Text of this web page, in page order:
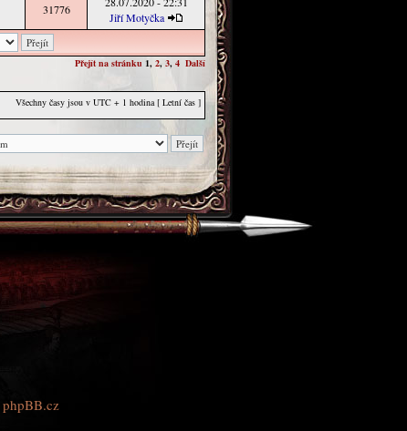
31776
Jiří Motyčka
Přejít na stránku 1, 2, 3, 4 Další
Všechny časy jsou v UTC + 1 hodina [ Letní čas ]
phpBB.cz